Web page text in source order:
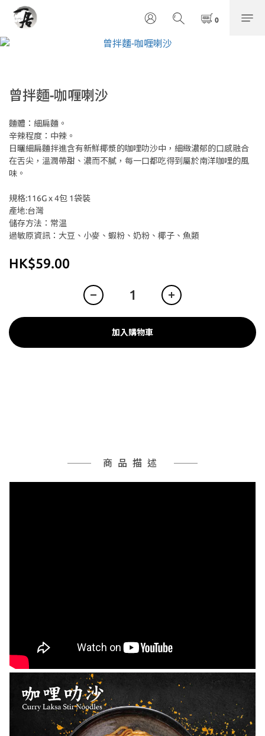
曾拌麵-咖喱喇沙
麵體：細扁麵。
辛辣程度：中辣。
日曬細扁麵拌進含有新鮮椰漿的咖哩叻沙中，細緻濃郁的口感融合
在舌尖，溫潤帶甜、濃而不膩，每一口都吃得到屬於南洋咖哩的風
味。
規格:116G x 4包 1袋裝
產地:台灣
儲存方法：常温
過敏原資訊：大豆、小麥、蝦粉、奶粉、椰子、魚類
HK$59.00
加入購物車
商品描述